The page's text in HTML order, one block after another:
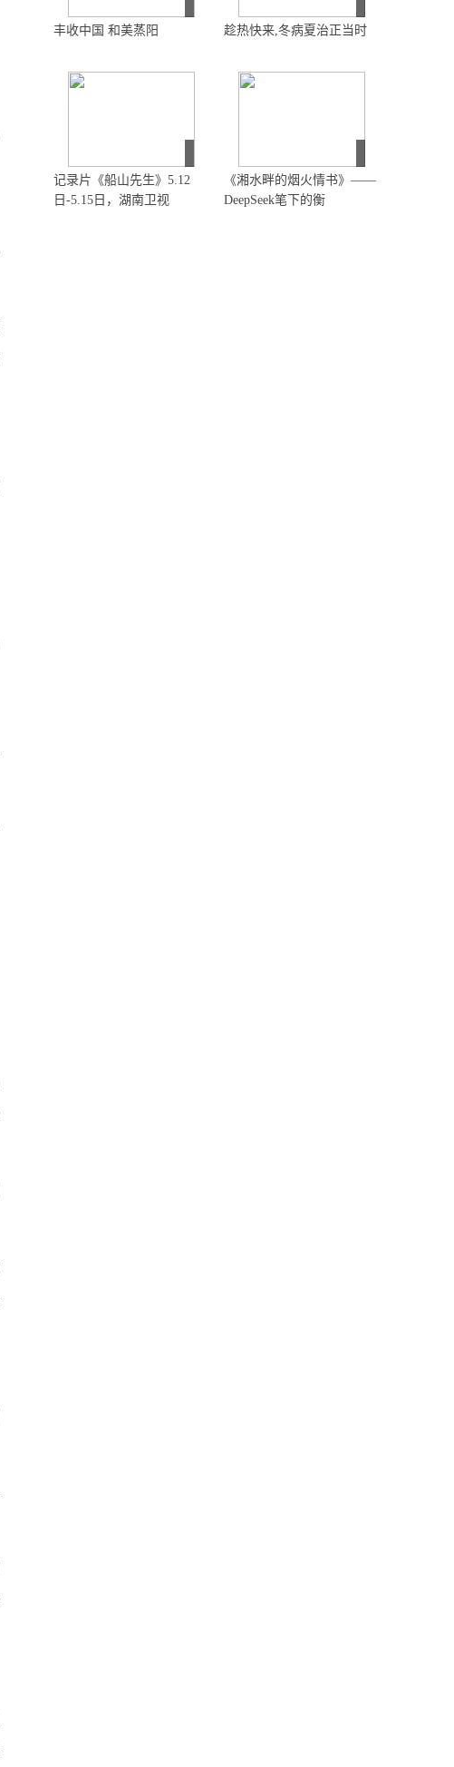
丰收中国 和美蒸阳 趁热快来,冬病夏治正当时
记录片《船山先生》5.12
日-5.15日，湖南卫视
《湘水畔的烟火情书》——
DeepSeek笔下的衡